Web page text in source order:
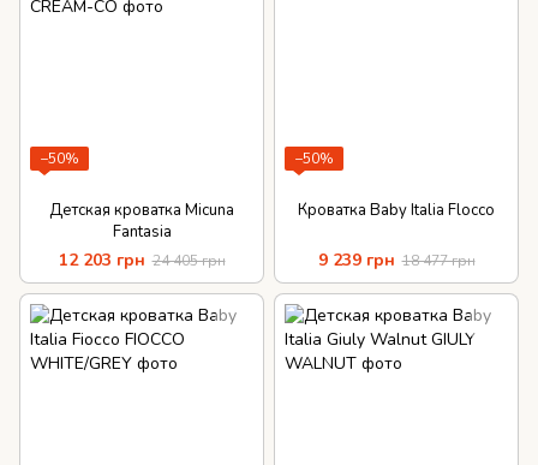
−50%
Детская кроватка Micuna
Fantasia
12 203 грн 24 405 грн
−50%
Кроватка Baby Italia Flocco
9 239 грн 18 477 грн